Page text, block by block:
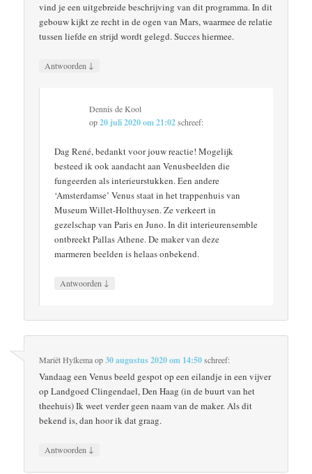
vind je een uitgebreide beschrijving van dit programma. In dit
gebouw kijkt ze recht in de ogen van Mars, waarmee de relatie
tussen liefde en strijd wordt gelegd. Succes hiermee.
Antwoorden ↓
Dennis de Kool
op20 juli 2020 om 21:02 schreef:
Dag René, bedankt voor jouw reactie! Mogelijk
besteed ik ook aandacht aan Venusbeelden die
fungeerden als interieurstukken. Een andere
‘Amsterdamse’ Venus staat in het trappenhuis van
Museum Willet-Holthuysen. Ze verkeert in
gezelschap van Paris en Juno. In dit interieurensemble
ontbreekt Pallas Athene. De maker van deze
marmeren beelden is helaas onbekend.
Antwoorden ↓
Mariët Hylkemaop30 augustus 2020 om 14:50schreef:
Vandaag een Venus beeld gespot op een eilandje in een vijver
op Landgoed Clingendael, Den Haag (in de buurt van het
theehuis) Ik weet verder geen naam van de maker. Als dit
bekend is, dan hoor ik dat graag.
Antwoorden ↓